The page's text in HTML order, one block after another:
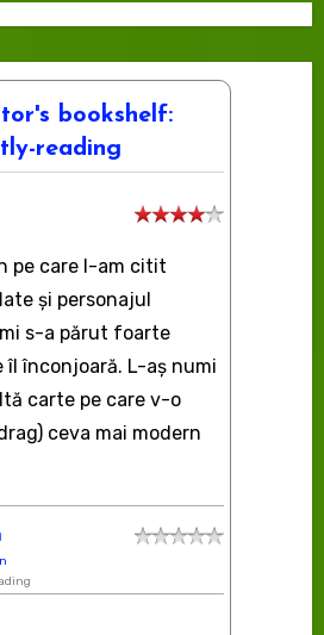
bookshelf:
reading
pe care l-am citit
şi personajul
s-a părut foarte
înconjoară. L-aş numi
carte pe care v-o
ceva mai modern